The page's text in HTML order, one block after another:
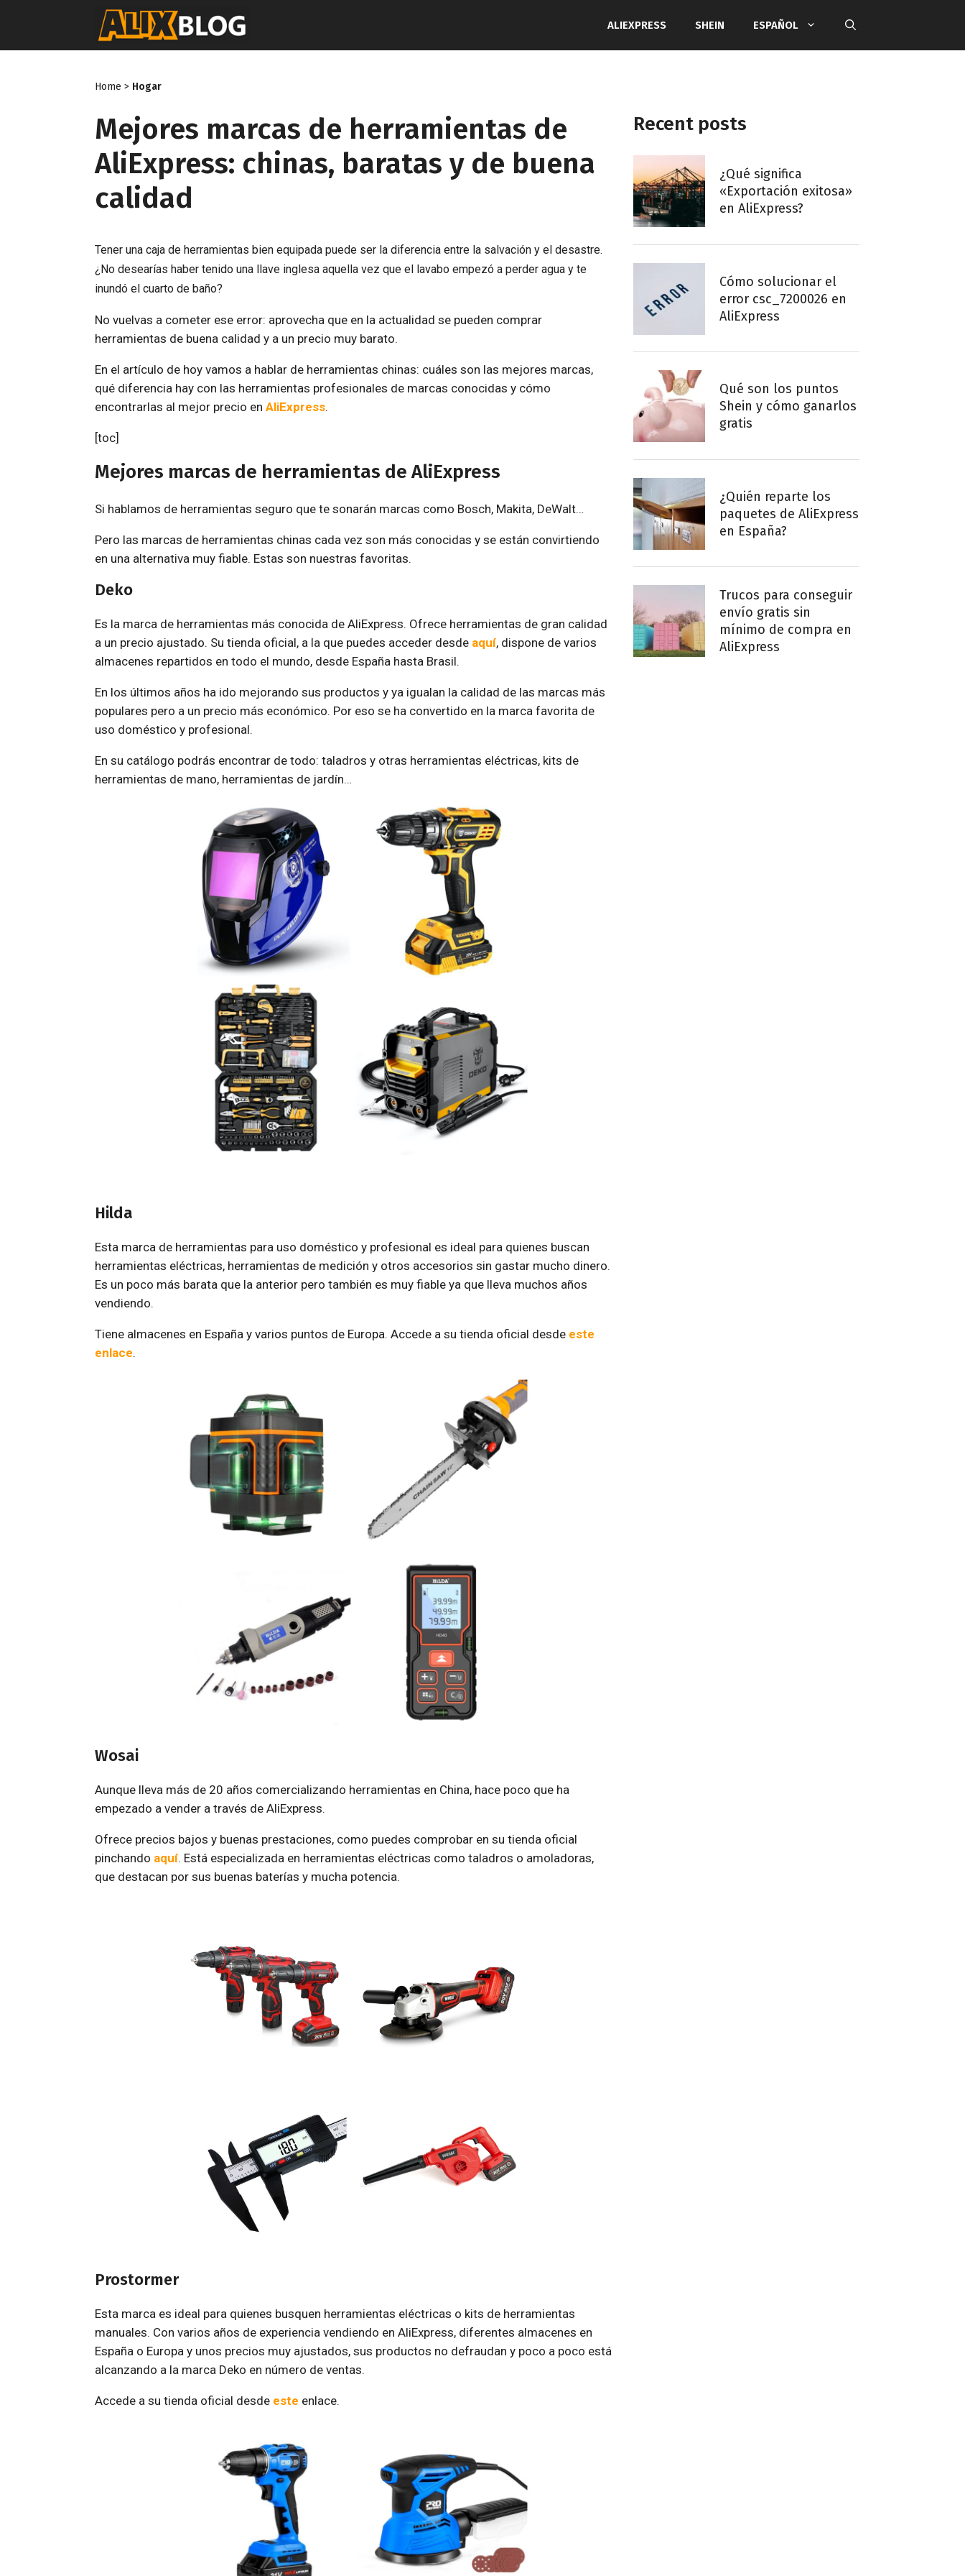
ALIEXPRESS SHEIN ESPAÑOL
Home > Hogar
Mejores marcas de herramientas de
AliExpress: chinas, baratas y de buena
calidad
Tener una caja de herramientas bien equipada puede ser la diferencia entre la salvación y el desastre.
¿No desearías haber tenido una llave inglesa aquella vez que el lavabo empezó a perder agua y te
inundó el cuarto de baño?
No vuelvas a cometer ese error: aprovecha que en la actualidad se pueden comprar
herramientas de buena calidad y a un precio muy barato.
En el artículo de hoy vamos a hablar de herramientas chinas: cuáles son las mejores marcas,
qué diferencia hay con las herramientas profesionales de marcas conocidas y cómo
encontrarlas al mejor precio en AliExpress.
[toc]
Mejores marcas de herramientas de AliExpress
Si hablamos de herramientas seguro que te sonarán marcas como Bosch, Makita, DeWalt…
Pero las marcas de herramientas chinas cada vez son más conocidas y se están convirtiendo
en una alternativa muy fiable. Estas son nuestras favoritas.
Deko
Es la marca de herramientas más conocida de AliExpress. Ofrece herramientas de gran calidad
a un precio ajustado. Su tienda oficial, a la que puedes acceder desde aquí, dispone de varios
almacenes repartidos en todo el mundo, desde España hasta Brasil.
En los últimos años ha ido mejorando sus productos y ya igualan la calidad de las marcas más
populares pero a un precio más económico. Por eso se ha convertido en la marca favorita de
uso doméstico y profesional.
En su catálogo podrás encontrar de todo: taladros y otras herramientas eléctricas, kits de
herramientas de mano, herramientas de jardín…
Hilda
Esta marca de herramientas para uso doméstico y profesional es ideal para quienes buscan
herramientas eléctricas, herramientas de medición y otros accesorios sin gastar mucho dinero.
Es un poco más barata que la anterior pero también es muy fiable ya que lleva muchos años
vendiendo.
Tiene almacenes en España y varios puntos de Europa. Accede a su tienda oficial desde este
enlace.
Wosai
Aunque lleva más de 20 años comercializando herramientas en China, hace poco que ha
empezado a vender a través de AliExpress.
Ofrece precios bajos y buenas prestaciones, como puedes comprobar en su tienda oficial
pinchando aquí. Está especializada en herramientas eléctricas como taladros o amoladoras,
que destacan por sus buenas baterías y mucha potencia.
Prostormer
Esta marca es ideal para quienes busquen herramientas eléctricas o kits de herramientas
manuales. Con varios años de experiencia vendiendo en AliExpress, diferentes almacenes en
España o Europa y unos precios muy ajustados, sus productos no defraudan y poco a poco está
alcanzando a la marca Deko en número de ventas.
Accede a su tienda oficial desde este enlace.
Recent posts
¿Qué significa
«Exportación exitosa»
en AliExpress?
Cómo solucionar el
error csc_7200026 en
AliExpress
Qué son los puntos
Shein y cómo ganarlos
gratis
¿Quién reparte los
paquetes de AliExpress
en España?
Trucos para conseguir
envío gratis sin
mínimo de compra en
AliExpress